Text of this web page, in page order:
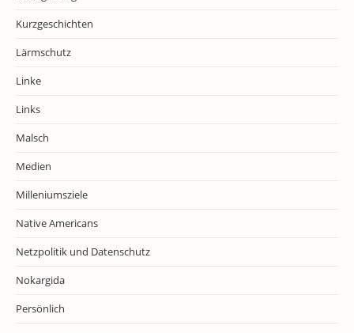
Kurzgeschichten
Lärmschutz
Linke
Links
Malsch
Medien
Milleniumsziele
Native Americans
Netzpolitik und Datenschutz
Nokargida
Persönlich